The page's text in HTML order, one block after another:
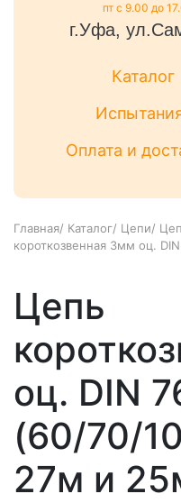
пт с 9.00 до
г.Уфа,
Каталог
Оплата и
Главная/ Каталог/ Цепи/
короткозвенная 3мм оц.
Цепь
оц. DIN
(60/70/
27м и